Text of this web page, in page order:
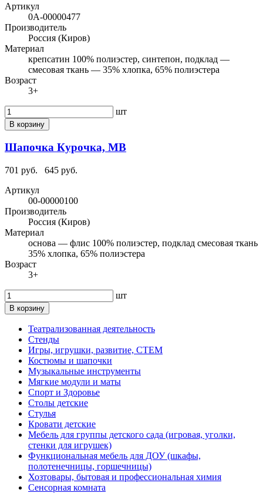
Артикул
0А-00000477
Производитель
Россия (Киров)
Материал
крепсатин 100% полиэстер, синтепон, подклад —
смесовая ткань — 35% хлопка, 65% полиэстера
Возраст
3+
шт
В корзину
Шапочка Курочка, МВ
701 руб.
645 руб.
Артикул
00-00000100
Производитель
Россия (Киров)
Материал
основа — флис 100% полиэстер, подклад смесовая ткань
35% хлопка, 65% полиэстера
Возраст
3+
шт
В корзину
Театрализованная деятельность
Стенды
Игры, игрушки, развитие, СТЕМ
Костюмы и шапочки
Музыкальные инструменты
Мягкие модули и маты
Спорт и Здоровье
Столы детские
Стулья
Кровати детские
Мебель для группы детского сада (игровая, уголки,
стенки для игрушек)
Функциональная мебель для ДОУ (шкафы,
полотенечницы, горшечницы)
Хозтовары, бытовая и профессиональная химия
Сенсорная комната